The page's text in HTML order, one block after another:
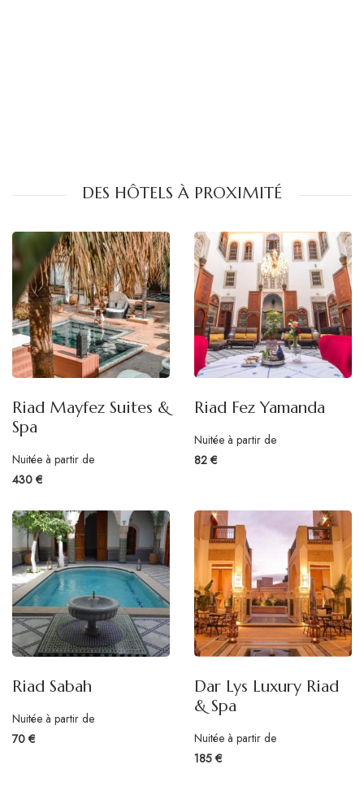
DES HÔTELS À PROXIMITÉ
Riad Mayfez Suites &
Spa
Nuitée à partir de
430 €
Riad Fez Yamanda
Nuitée à partir de
82 €
Riad Sabah
Nuitée à partir de
70 €
Dar Lys Luxury Riad
& Spa
Nuitée à partir de
185 €